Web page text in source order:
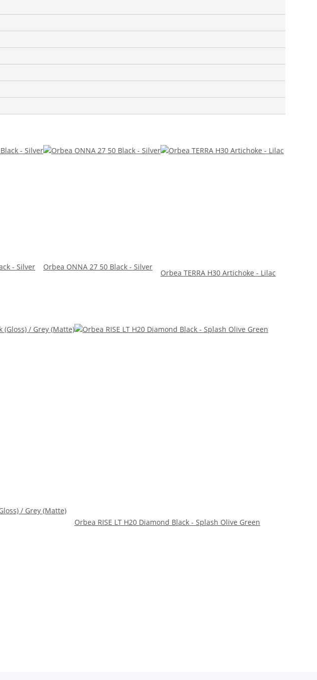
- Silver Orbea ONNA 27 50 Black - Silver
Orbea TERRA H30 Artichoke - Lilac
/ Grey (Matte)
Orbea RISE LT H20 Diamond Black - Splash Olive Green